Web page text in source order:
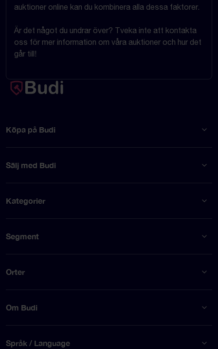
auktioner online kan du kombinera alla dessa faktorer.
Är det något du undrar över? Tveka inte att kontakta
oss för mer information om våra auktioner och hur det
går till!
Köpa på Budi
Sälj med Budi
Kategorier
Segment
Orter
Om Budi
Språk / Language